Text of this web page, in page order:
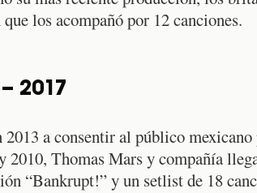
los acompañó por 12 canciones.
2017
a consentir al público
2010, Thomas Mars y compañía
“Bankrupt!” y un setlist de 18